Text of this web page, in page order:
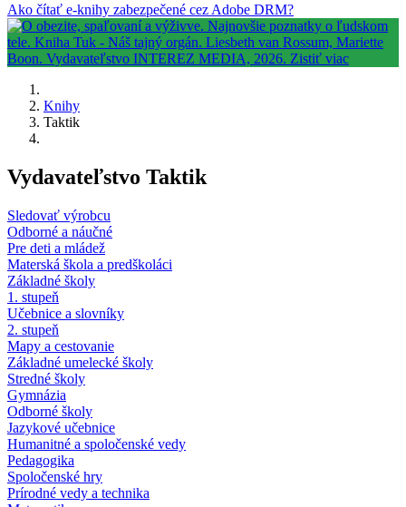
Ako čítať e-knihy zabezpečené cez Adobe DRM?
Knihy
Taktik
Vydavateľstvo Taktik
Sledovať výrobcu
Odborné a náučné
Pre deti a mládež
Materská škola a predškoláci
Základné školy
1. stupeň
Učebnice a slovníky
2. stupeň
Mapy a cestovanie
Základné umelecké školy
Stredné školy
Gymnázia
Odborné školy
Jazykové učebnice
Humanitné a spoločenské vedy
Pedagogika
Spoločenské hry
Prírodné vedy a technika